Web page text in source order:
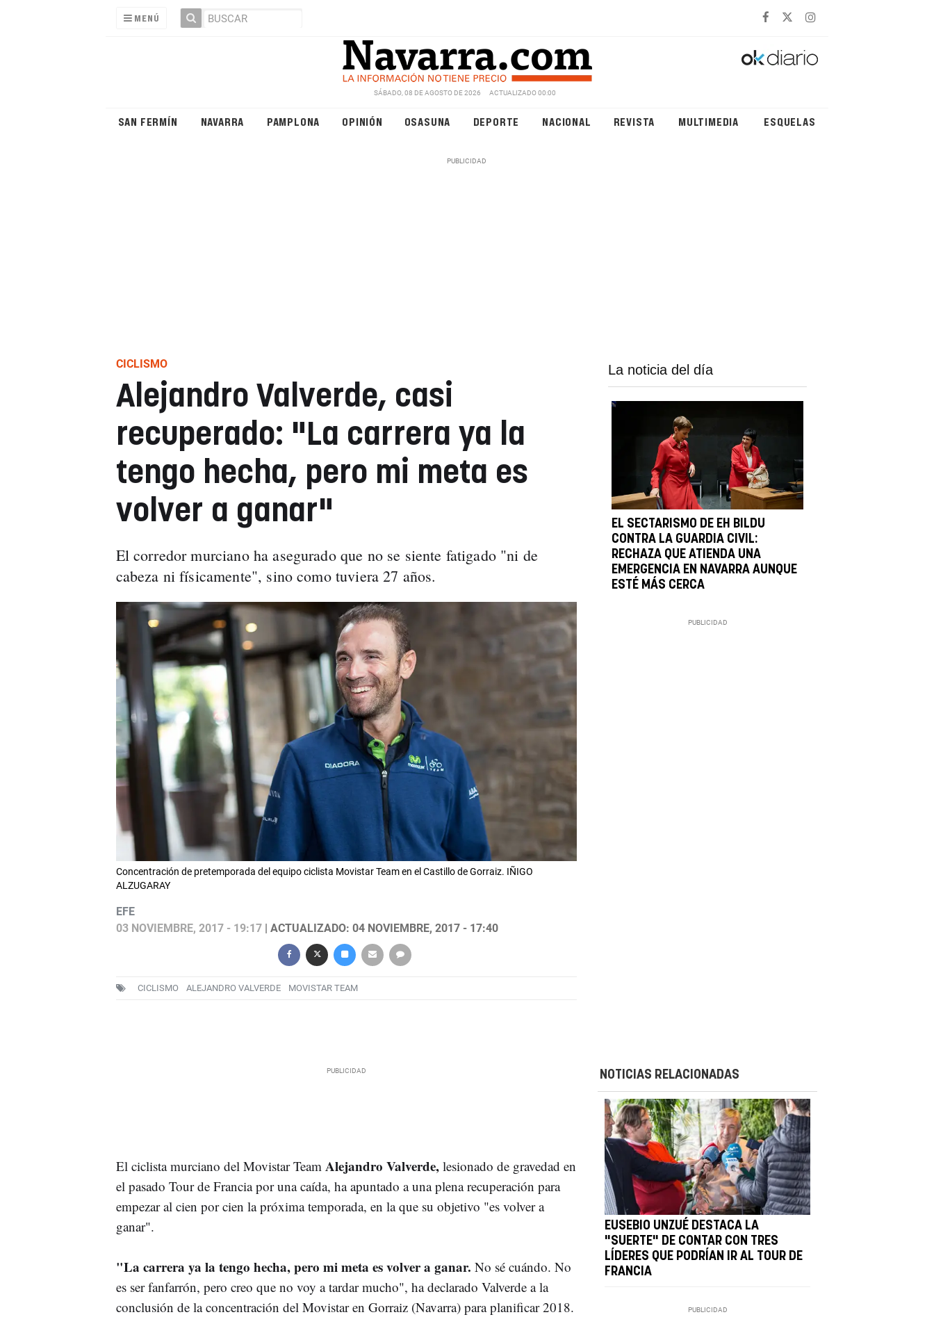
MENÚ
SÁBADO, 08 DE AGOSTO DE 2026 ACTUALIZADO 00:00
SAN FERMÍN NAVARRA PAMPLONA OPINIÓN OSASUNA DEPORTE NACIONAL REVISTA MULTIMEDIA ESQUELAS
CICLISMO
Alejandro Valverde, casi
recuperado: "La carrera ya la
tengo hecha, pero mi meta es
volver a ganar"
El corredor murciano ha asegurado que no se siente fatigado "ni de
cabeza ni físicamente", sino como tuviera 27 años.
Concentración de pretemporada del equipo ciclista Movistar Team en el Castillo de Gorraiz. IÑIGO
ALZUGARAY
EFE
03 NOVIEMBRE, 2017 - 19:17| ACTUALIZADO: 04 NOVIEMBRE, 2017 - 17:40
CICLISMO ALEJANDRO VALVERDE MOVISTAR TEAM
La noticia del día
EL SECTARISMO DE EH BILDU
CONTRA LA GUARDIA CIVIL:
RECHAZA QUE ATIENDA UNA
EMERGENCIA EN NAVARRA AUNQUE
ESTÉ MÁS CERCA
El ciclista murciano del Movistar Team Alejandro Valverde,lesionado de gravedad en
el pasado Tour de Francia por una caída, ha apuntado a una plena recuperación para
empezar al cien por cien la próxima temporada, en la que su objetivo "es volver a
ganar".
"La carrera ya la tengo hecha, pero mi meta es volver a ganar. No sé cuándo. No
es ser fanfarrón, pero creo que no voy a tardar mucho", ha declarado Valverde a la
conclusión de la concentración del Movistar en Gorraiz (Navarra) para planificar 2018.
NOTICIAS RELACIONADAS
EUSEBIO UNZUÉ DESTACA LA
"SUERTE" DE CONTAR CON TRES
LÍDERES QUE PODRÍAN IR AL TOUR DE
FRANCIA